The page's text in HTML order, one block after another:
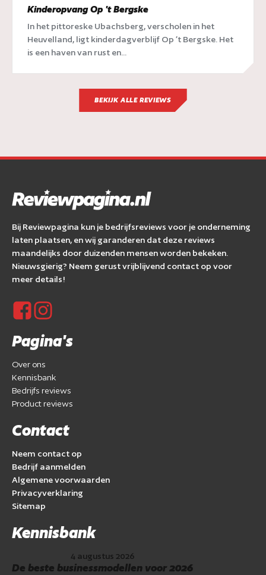
Kinderopvang Op 't Bergske
In het pittoreske Ubachsberg, verscholen in het
Heuvelland, ligt kinderdagverblijf Op ’t Bergske. Het
is een haven van rust en...
BEKIJK ALLE REVIEWS
Bij Reviewpagina kun je bedrijfsreviews voor je onderneming
laten plaatsen, en wij garanderen dat deze reviews
maandelijks door duizenden mensen worden bekeken.
Nieuwsgierig? Neem gerust vrijblijvend contact op voor
meer details!
Pagina's
Over ons
Kennisbank
Bedrijfs reviews
Product reviews
Contact
Neem contact op
Bedrijf aanmelden
Algemene voorwaarden
Privacyverklaring
Sitemap
Kennisbank
4 augustus 2026
De beste businessmodellen voor 2026